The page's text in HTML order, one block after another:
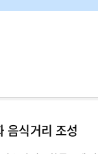
음식거리 조성